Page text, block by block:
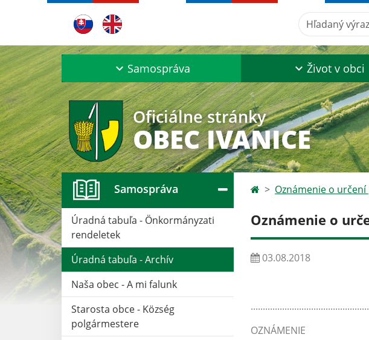
Hľadaný výraz...
Samospráva Život v obci
Oficiálne stránky
OBEC IVANICE
Samospráva
Úradná tabuľa - Önkormányzati
rendeletek
Úradná tabuľa - Archív
Naša obec - A mi falunk
Starosta obce - Község
polgármestere
Oznámenie o
Oznámenie o
03.08.2018
OZNÁMENIE